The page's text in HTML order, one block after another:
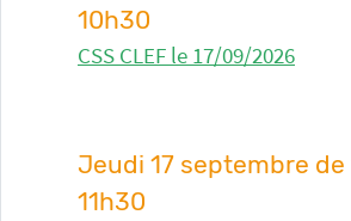
10h30
CSS CLEF le 17/09/2026
Jeudi 17 septembre de
11h30